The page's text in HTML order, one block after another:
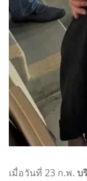
เมื่อวันที่ 23 ก.พ. บ